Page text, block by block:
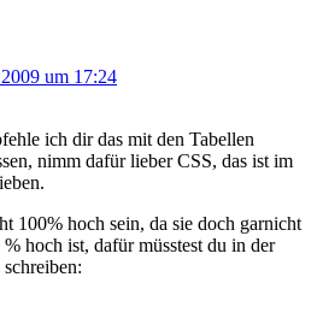
um 17:24
ich dir das mit den Tabellen
nimm dafür lieber CSS, das ist im
100% hoch sein, da sie doch garnicht
hoch ist, dafür müsstest du in der